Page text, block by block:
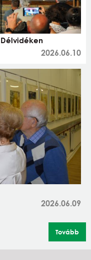
2026.06.10
2026.06.09
Tovább